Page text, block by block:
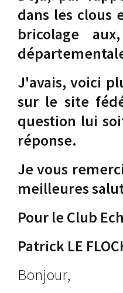
dans les clous
bricolage
J'avais, voici
sur le site
question lui
réponse.
Je vous
meilleures
Pour le Club
Patrick LE
Bonjour,